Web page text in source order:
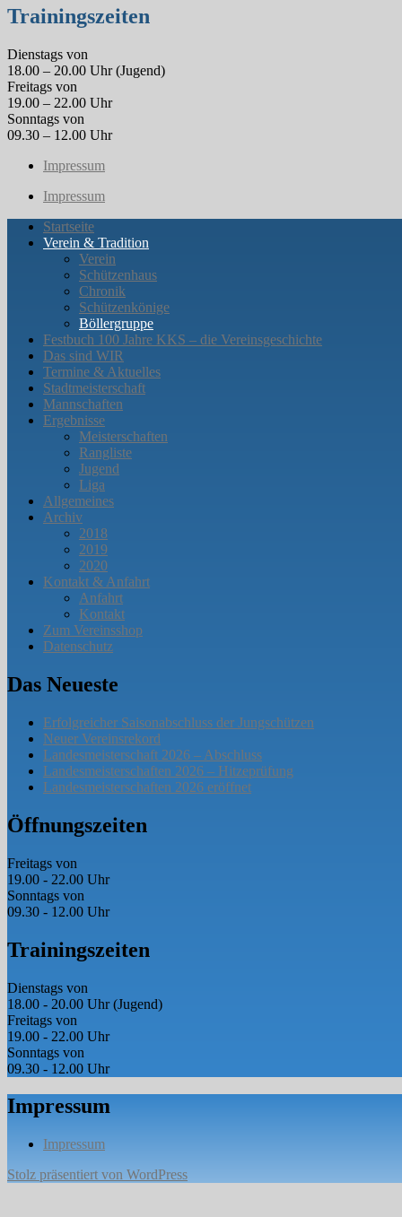
Trainingszeiten
Dienstags von
18.00 – 20.00 Uhr (Jugend)
Freitags von
19.00 – 22.00 Uhr
Sonntags von
09.30 – 12.00 Uhr
Impressum
Impressum
Startseite
Verein & Tradition
Verein
Schützenhaus
Chronik
Schützenkönige
Böllergruppe
Festbuch 100 Jahre KKS – die Vereinsgeschichte
Das sind WIR
Termine & Aktuelles
Stadtmeisterschaft
Mannschaften
Ergebnisse
Meisterschaften
Rangliste
Jugend
Liga
Allgemeines
Archiv
2018
2019
2020
Kontakt & Anfahrt
Anfahrt
Kontakt
Zum Vereinsshop
Datenschutz
Das Neueste
Erfolgreicher Saisonabschluss der Jungschützen
Neuer Vereinsrekord
Landesmeisterschaft 2026 – Abschluss
Landesmeisterschaften 2026 – Hitzeprüfung
Landesmeisterschaften 2026 eröffnet
Öffnungszeiten
Freitags von
19.00 - 22.00 Uhr
Sonntags von
09.30 - 12.00 Uhr
Trainingszeiten
Dienstags von
18.00 - 20.00 Uhr (Jugend)
Freitags von
19.00 - 22.00 Uhr
Sonntags von
09.30 - 12.00 Uhr
Impressum
Impressum
Stolz präsentiert von WordPress